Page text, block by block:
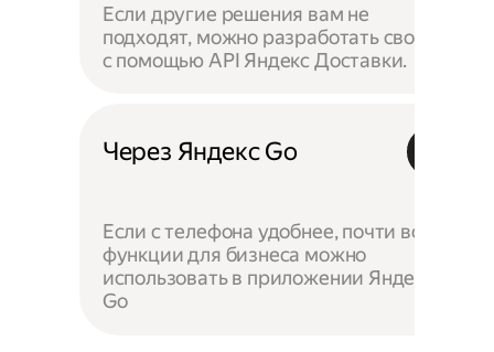
Если другие решения вам не
подходят, можно разработать своё —
с помощью API Яндекс Доставки.
Через Яндекс Go
Если с телефона удобнее, почти все
функции для бизнеса можно
использовать в приложении Яндекс
Go